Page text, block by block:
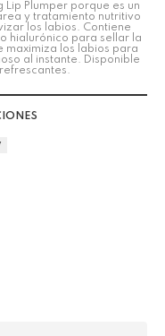
Lip Plumper porque es un
y tratamiento nutritivo
los labios. Contiene
hialurónico para sellar la
maximiza los labios para
al instante. Disponible